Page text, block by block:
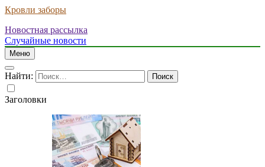
Кровли заборы
Новостная рассылка
Случайные новости
Меню
Найти:
Заголовки